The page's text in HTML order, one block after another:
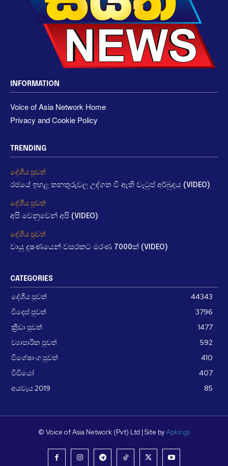
INFORMATION
Voice of Asia Network Home
Privacy and Cookie Policy
TRENDING
දේශීය පුවත්
රජයේ ඉහළ තනතුරුවල උද්ගත වී ඇති වැටුප් අර්බුදය (VIDEO)
දේශීය පුවත්
අපි වෙනුවෙන් අපි (VIDEO)
දේශීය පුවත්
වායු දූෂණයෙන් වසරකට මරණ 7000ක් (VIDEO)
CATEGORIES
දේශීය පුවත්
44343
විදෙස් පුවත්
3796
ක්‍රීඩා පුවත්
1477
ව්‍යාපාරික පුවත්
592
විශේෂාංග පුවත්
410
වීඩීයෝ
407
අයවැය 2019
85
© Voice of Asia Network (Pvt) Ltd | Site byApkings